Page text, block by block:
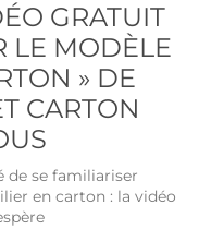
GRATUIT
LE MODÈLE
» DE
CARTON
de se familiariser
en carton : la vidéo